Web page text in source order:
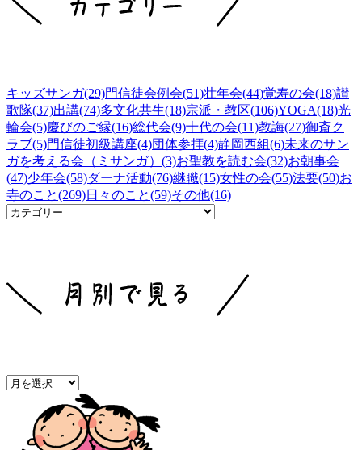
キッズサンガ(29)門信徒会例会(51)壮年会(44)覚寿の会(18)讃
歌隊(37)出講(74)多文化共生(18)宗派・教区(106)YOGA(18)光
輪会(5)慶びのご縁(16)総代会(9)十代の会(11)教誨(27)御斎ク
ラブ(5)門信徒初級講座(4)団体参拝(4)静岡西組(6)未来のサン
ガを考える会（ミサンガ）(3)お聖教を読む会(32)お朝事会
(47)少年会(58)ダーナ活動(76)継職(15)女性の会(55)法要(50)お
寺のこと(269)日々のこと(59)その他(16)